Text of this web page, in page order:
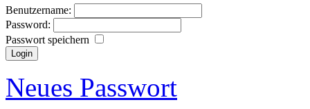
Benutzername:
Password:
Passwort speichern
Neues Passwort